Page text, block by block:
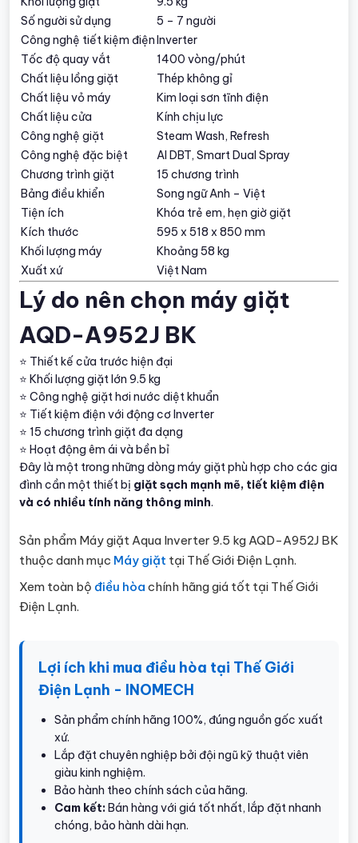
Số người sử dụng
5 – 7 người
Công nghệ tiết kiệm điệnInverter
Tốc độ quay vắt
1400 vòng/phút
Chất liệu lồng giặt
Thép không gỉ
Chất liệu vỏ máy
Kim loại sơn tĩnh điện
Chất liệu cửa
Kính chịu lực
Công nghệ giặt
Steam Wash, Refresh
Công nghệ đặc biệt
AI DBT, Smart Dual Spray
Chương trình giặt
15 chương trình
Bảng điều khiển
Song ngữ Anh – Việt
Tiện ích
Khóa trẻ em, hẹn giờ giặt
Kích thước
595 x 518 x 850 mm
Khối lượng máy
Khoảng 58 kg
Xuất xứ
Việt Nam
Lý do nên chọn máy giặt
AQD-A952J BK
⭐ Thiết kế cửa trước hiện đại
⭐ Khối lượng giặt lớn 9.5 kg
⭐ Công nghệ giặt hơi nước diệt khuẩn
⭐ Tiết kiệm điện với động cơ Inverter
⭐ 15 chương trình giặt đa dạng
⭐ Hoạt động êm ái và bền bỉ
Đây là một trong những dòng máy giặt phù hợp cho các gia
đình cần một thiết bị giặt sạch mạnh mẽ, tiết kiệm điện
và có nhiều tính năng thông minh.
Sản phẩm Máy giặt Aqua Inverter 9.5 kg AQD-A952J BK
thuộc danh mục Máy giặt tại Thế Giới Điện Lạnh.
Xem toàn bộ điều hòa chính hãng giá tốt tại Thế Giới
Điện Lạnh.
Lợi ích khi mua điều hòa tại Thế Giới
Điện Lạnh - INOMECH
Sản phẩm chính hãng 100%, đúng nguồn gốc xuất
xứ.
Lắp đặt chuyên nghiệp bởi đội ngũ kỹ thuật viên
giàu kinh nghiệm.
Bảo hành theo chính sách của hãng.
Cam kết:Bán hàng với giá tốt nhất, lắp đặt nhanh
chóng, bảo hành dài hạn.